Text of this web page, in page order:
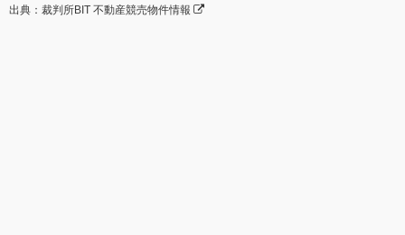
出典：裁判所BIT 不動産競売物件情報